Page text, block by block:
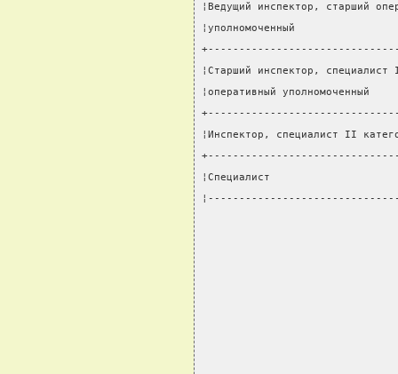
¦Ведущий инспектор,
¦уполномоченный
¦Старший инспектор,
¦оперативный
¦Инспектор, специалист II
¦Специалист